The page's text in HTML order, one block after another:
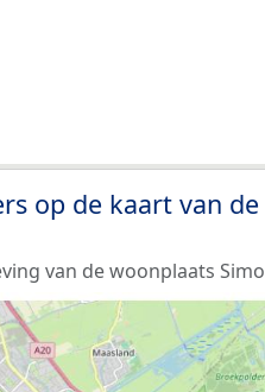
op de kaart van
van de woonplaats